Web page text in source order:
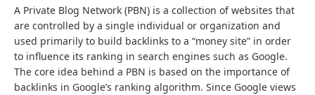
A Private Blog Network (PBN) is a collection of websites that
are controlled by a single individual or organization and
used primarily to build backlinks to a “money site” in order
to influence its ranking in search engines such as Google.
The core idea behind a PBN is based on the importance of
backlinks in Google’s ranking algorithm. Since Google views